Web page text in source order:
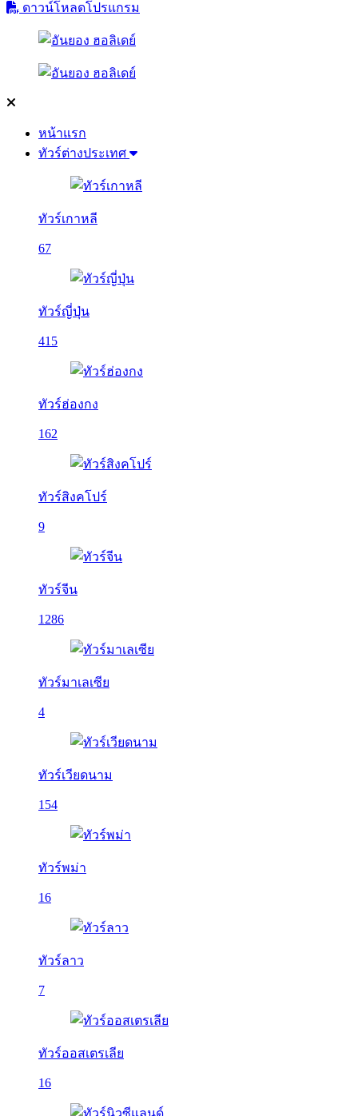
ดาวน์โหลดโปรแกรม
หน้าแรก
ทัวร์ต่างประเทศ
ทัวร์เกาหลี
67
ทัวร์ญี่ปุ่น
415
ทัวร์ฮ่องกง
162
ทัวร์สิงคโปร์
9
ทัวร์จีน
1286
ทัวร์มาเลเซีย
4
ทัวร์เวียดนาม
154
ทัวร์พม่า
16
ทัวร์ลาว
7
ทัวร์ออสเตรเลีย
16